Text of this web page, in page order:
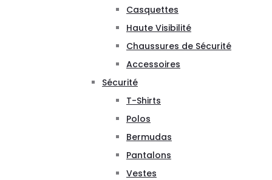
Casquettes
Haute Visibilité
Chaussures de Sécurité
Accessoires
Sécurité
T-Shirts
Polos
Bermudas
Pantalons
Vestes